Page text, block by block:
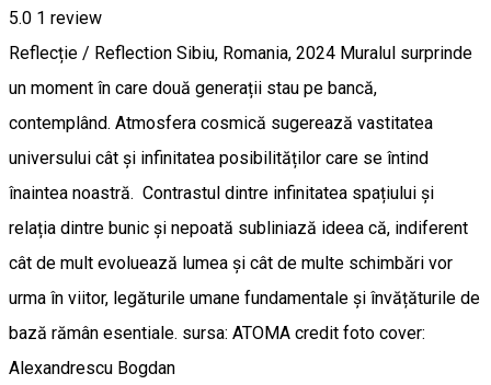
5.0 1 review
Reflecție / Reflection Sibiu, Romania, 2024 Muralul surprinde
un moment în care două generații stau pe bancă,
contemplând. Atmosfera cosmică sugerează vastitatea
universului cât și infinitatea posibilităților care se întind
înaintea noastră. Contrastul dintre infinitatea spațiului și
relația dintre bunic și nepoată subliniază ideea că, indiferent
cât de mult evoluează lumea și cât de multe schimbări vor
urma în viitor, legăturile umane fundamentale și învățăturile de
bază rămân esentiale. sursa: ATOMA credit foto cover:
Alexandrescu Bogdan